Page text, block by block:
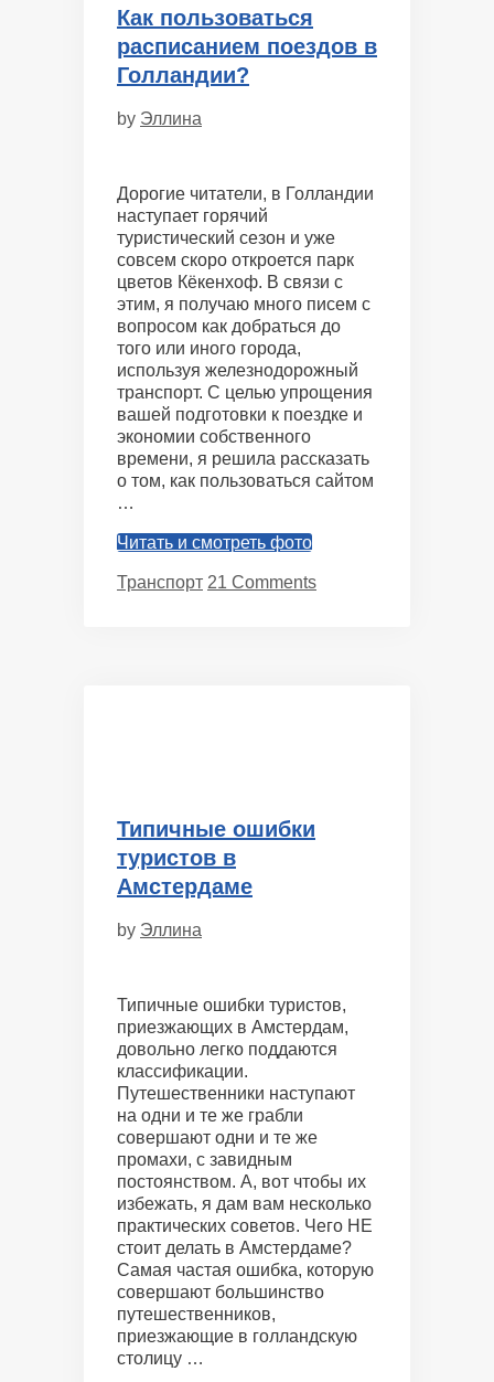
Как пользоваться
расписанием поездов в
Голландии?
by Эллина
Дорогие читатели, в Голландии
наступает горячий
туристический сезон и уже
совсем скоро откроется парк
цветов Кёкенхоф. В связи с
этим, я получаю много писем с
вопросом как добраться до
того или иного города,
используя железнодорожный
транспорт. С целью упрощения
вашей подготовки к поездке и
экономии собственного
времени, я решила рассказать
о том, как пользоваться сайтом
…
Читать и смотреть фото
Categories
Транспорт 21 Comments
Типичные ошибки
туристов в
Амстердаме
by Эллина
Типичные ошибки туристов,
приезжающих в Амстердам,
довольно легко поддаются
классификации.
Путешественники наступают
на одни и те же грабли
совершают одни и те же
промахи, с завидным
постоянством. А, вот чтобы их
избежать, я дам вам несколько
практических советов. Чего НЕ
стоит делать в Амстердаме?
Самая частая ошибка, которую
совершают большинство
путешественников,
приезжающие в голландскую
столицу …